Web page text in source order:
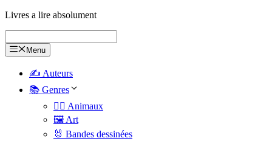
Livres a lire absolument
Menu
✍️ Auteurs
📚 Genres
🐕‍🦺 Animaux
🖼️ Art
🐰 Bandes dessinées